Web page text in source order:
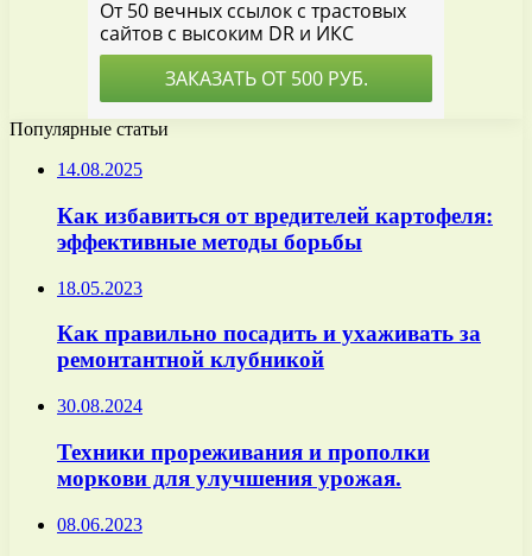
Популярные статьи
14.08.2025
Как избавиться от вредителей картофеля:
эффективные методы борьбы
18.05.2023
Как правильно посадить и ухаживать за
ремонтантной клубникой
30.08.2024
Техники прореживания и прополки
моркови для улучшения урожая.
08.06.2023